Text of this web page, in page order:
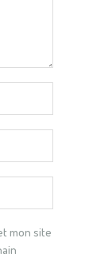
mon site